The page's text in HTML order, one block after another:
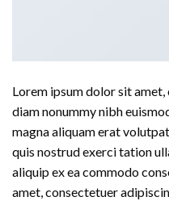
Lorem ipsum dolor sit
diam nonummy nibh
magna aliquam erat
quis nostrud exerci tation
aliquip ex ea commodo
amet, consectetuer